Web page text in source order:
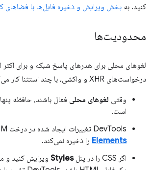
کنید. به بخش ویرایش و ذخیره فایل‌ها با فضاهای
محدودیت‌ها
لغوهای محلی برای هدرهای پاسخ شبکه و برای اکثر
درخواست‌های XHR و واکشی، با چند استثنا کار می‌کنند:
وقتی لغوهای محلی فعال باشند، حافظه
است.
DevTools تغییرات ایجاد شده در درخت DOM پنل
Elements را ذخیره نمی‌کند.
اگر CSS را در پنل
Styles